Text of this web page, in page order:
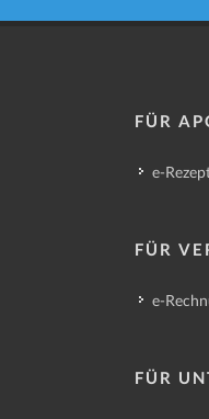
FÜR
e-
FÜR
e-
FÜR